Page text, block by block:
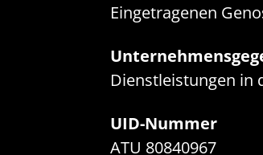
Eingetragenen
Dienstleistungen in
UID-Nummer
ATU 80840967